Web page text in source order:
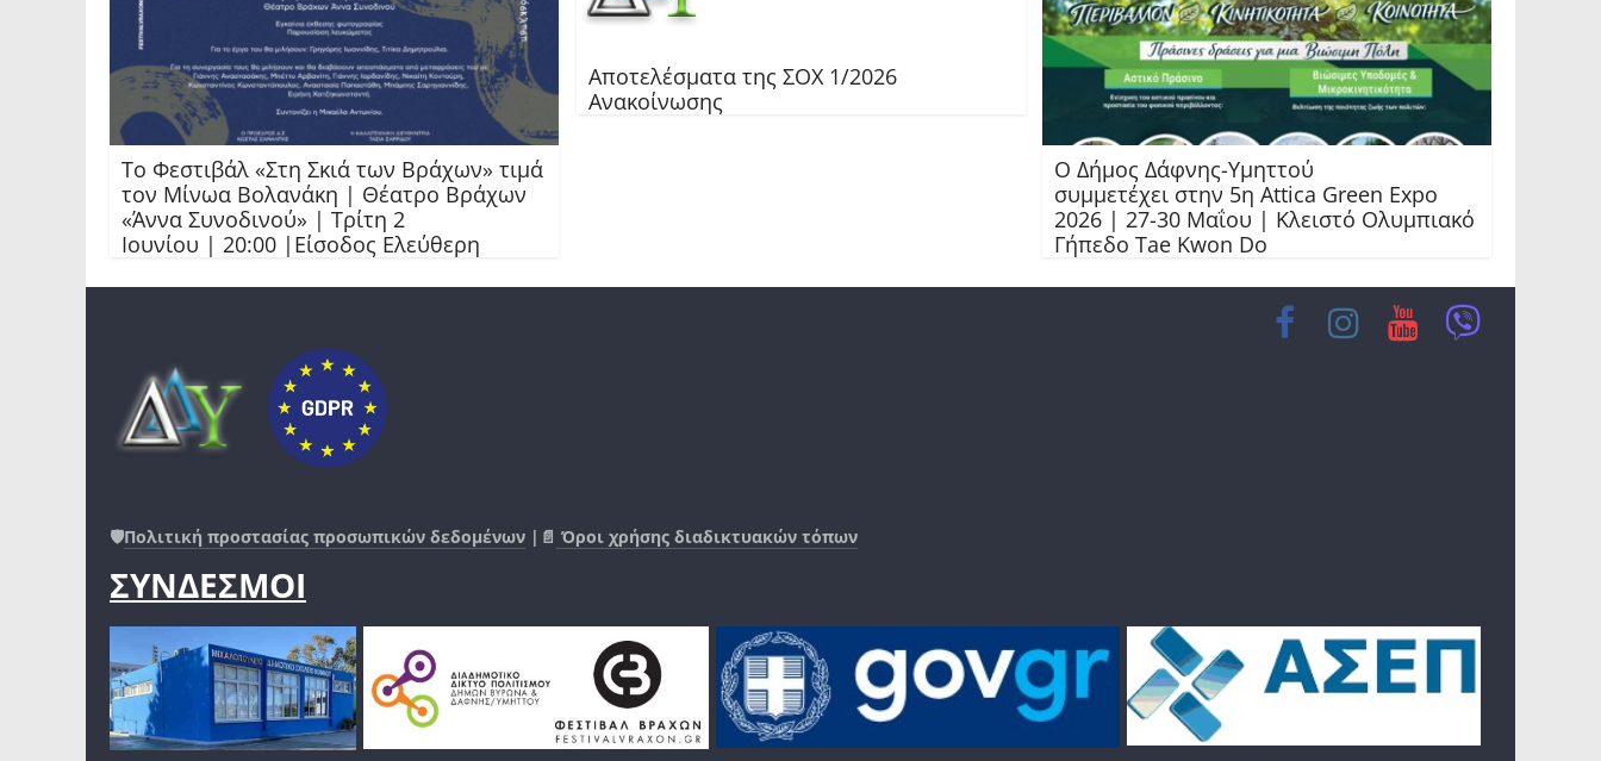
Το Φεστιβάλ «Στη Σκιά των Βράχων» τιμά
τον Μίνωα Βολανάκη | Θέατρο Βράχων
«Άννα Συνοδινού» | Τρίτη 2
Ιουνίου | 20:00 |Είσοδος Ελεύθερη
Αποτελέσματα της ΣΟΧ 1/2026
Ανακοίνωσης
Ο Δήμος Δάφνης-Υμηττού
συμμετέχει στην 5η Attica Green Expo
2026 | 27-30 Μαΐου | Κλειστό Ολυμπιακό
Γήπεδο Tae Kwon Do
🛡️Πολιτική προστασίας προσωπικών δεδομένων |📄 Όροι χρήσης διαδικτυακών τόπων
ΣΥΝΔΕΣΜΟΙ